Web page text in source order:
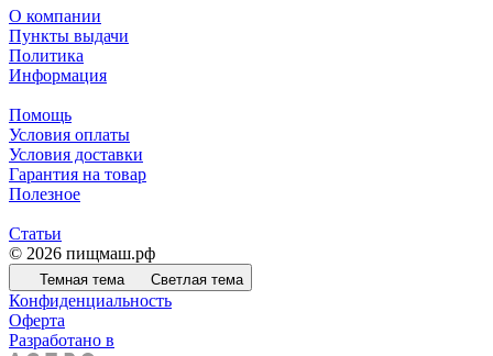
О компании
Пункты выдачи
Политика
Информация
Помощь
Условия оплаты
Условия доставки
Гарантия на товар
Полезное
Статьи
© 2026 пищмаш.рф
Темная тема Светлая тема
Конфиденциальность
Оферта
Разработано в